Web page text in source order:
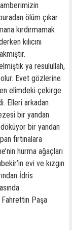
ölüm çıkar
kırdırmamak
kılıcını
ya resulullah,
Evet gözlerine
elimdeki çekirge
Elleri arkadan
bir yandan
bir yandan
fırtınalara
hurma ağaçları
evi ve kızgın
İdris
Fahrettin Paşa